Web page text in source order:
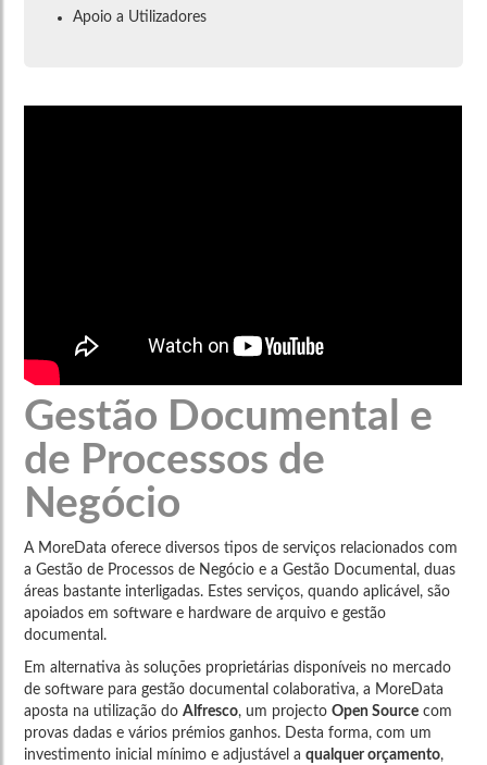
Apoio a Utilizadores
Gestão Documental e
de Processos de
Negócio
A MoreData oferece diversos tipos de serviços relacionados com
a Gestão de Processos de Negócio e a Gestão Documental, duas
áreas bastante interligadas. Estes serviços, quando aplicável, são
apoiados em software e hardware de arquivo e gestão
documental.
Em alternativa às soluções proprietárias disponíveis no mercado
de software para gestão documental colaborativa, a MoreData
aposta na utilização doAlfresco, um projectoOpen Source com
provas dadas e vários prémios ganhos. Desta forma, com um
investimento inicial mínimo e adjustável aqualquer orçamento,